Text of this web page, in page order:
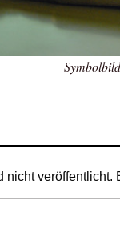
Symbolbild
nicht veröffentlicht.